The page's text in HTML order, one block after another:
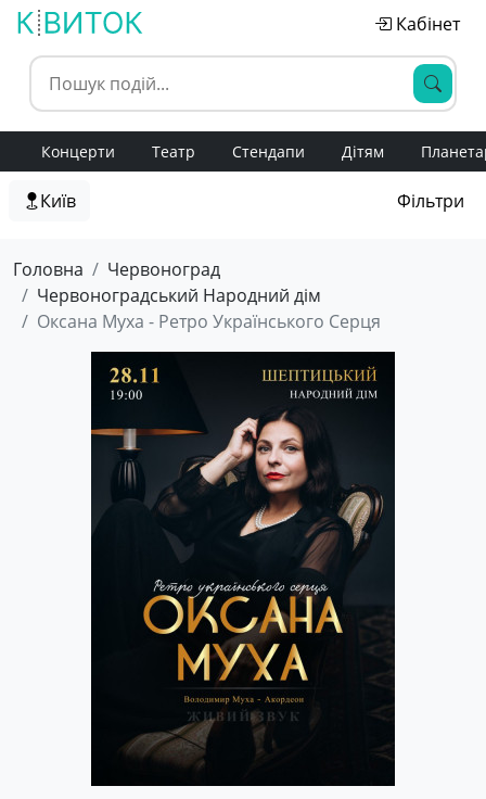
Кабінет
Концерти Театр Стендапи Дітям
Київ Фільтри
Головна
Червоноград
Червоноградський Народний дім
Оксана Муха - Ретро Українського Серця